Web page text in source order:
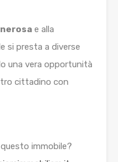
e alla
si presta a diverse
una vera opportunità
cittadino con
immobile?